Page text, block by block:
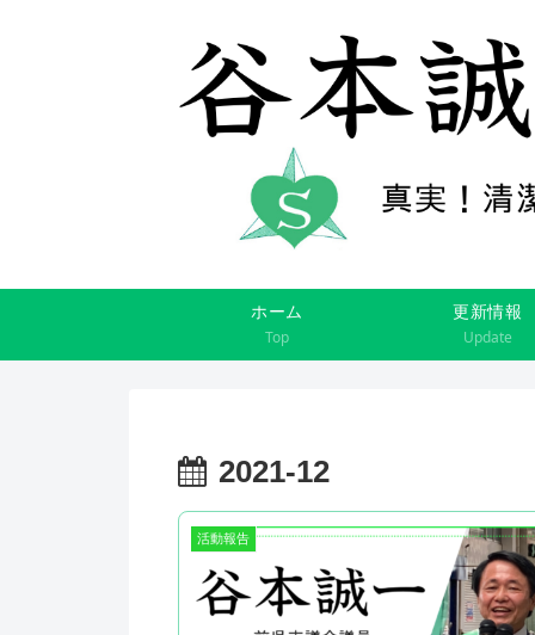
ホーム
Top
更新情報
Update
2021-12
活動報告